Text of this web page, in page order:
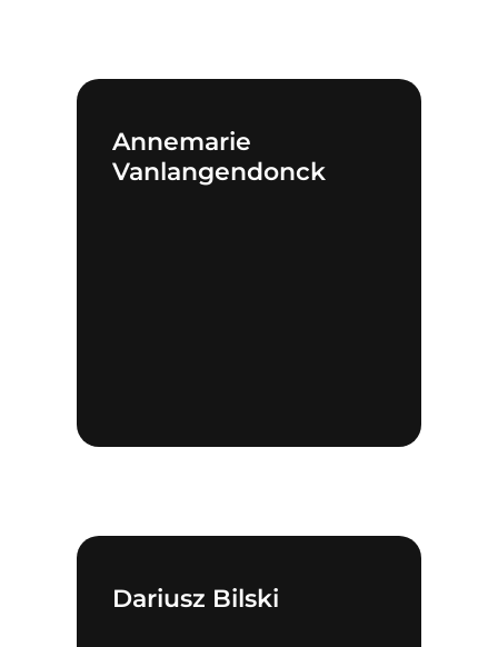
Annemarie
Vanlangendonck
Dariusz Bilski